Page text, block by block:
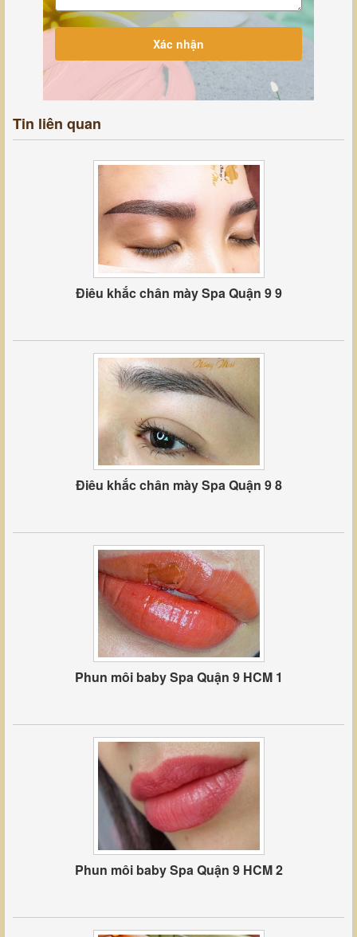
Tin liên quan
Điêu khắc chân mày Spa Quận 9 9
Điêu khắc chân mày Spa Quận 9 8
Phun môi baby Spa Quận 9 HCM 1
Phun môi baby Spa Quận 9 HCM 2